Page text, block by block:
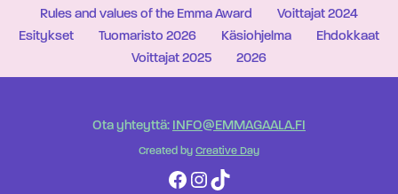
Rules and values of the Emma Award
Voittajat 2024
Esitykset
Tuomaristo 2026 Käsiohjelma
Ehdokkaat
Voittajat 2025
2026
Ota yhteyttä: INFO@EMMAGAALA.FI
Created by Creative Day